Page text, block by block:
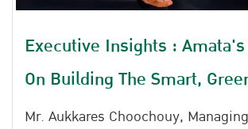
Executive Insights :
On Building The Smart,
Cities Of Tomorrow
Mr. Aukkares Choochouy,